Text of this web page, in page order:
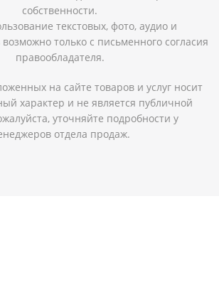
собственности.
текстовых, фото, аудио и
только с письменного согласия
правообладателя.
на сайте товаров и услуг носит
характер и не является публичной
уточняйте подробности у
отдела продаж.